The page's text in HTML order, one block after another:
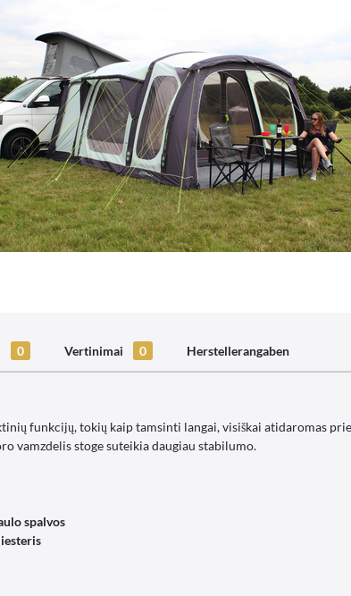
0 Vertinimai 0 Herstellerangaben
funkcijų, tokių kaip tamsinti langai, visiškai atidaromas
vamzdelis stoge suteikia daugiau stabilumo.
spalvos